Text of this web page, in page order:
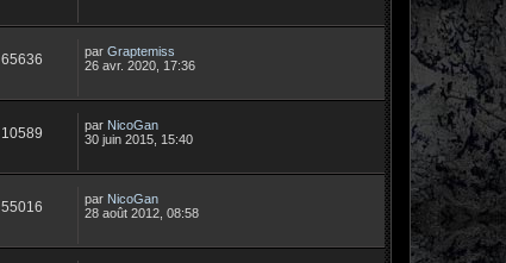
65636 par Graptemiss
26 avr. 2020, 17:36
10589 par NicoGan
30 juin 2015, 15:40
55016 par NicoGan
28 août 2012, 08:58